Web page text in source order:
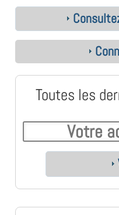
Toutes les